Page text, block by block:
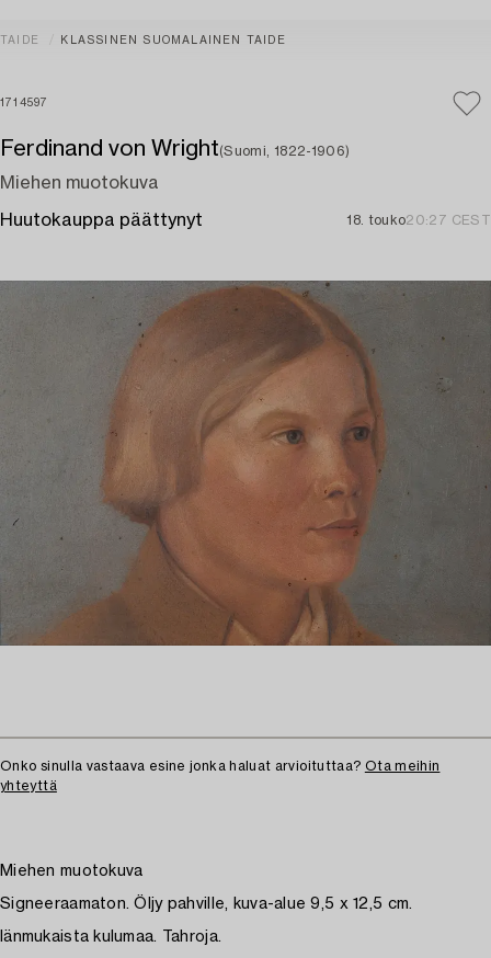
TAIDE KLASSINEN SUOMALAINEN TAIDE
1714597
Ferdinand von Wright(Suomi, 1822-1906)
Miehen muotokuva
Huutokauppa päättynyt 18. touko20:27 CEST
Onko sinulla vastaava esine jonka haluat arvioituttaa? Ota meihin
yhteyttä
Miehen muotokuva
Signeeraamaton. Öljy pahville, kuva-alue 9,5 x 12,5 cm.
Iänmukaista kulumaa. Tahroja.